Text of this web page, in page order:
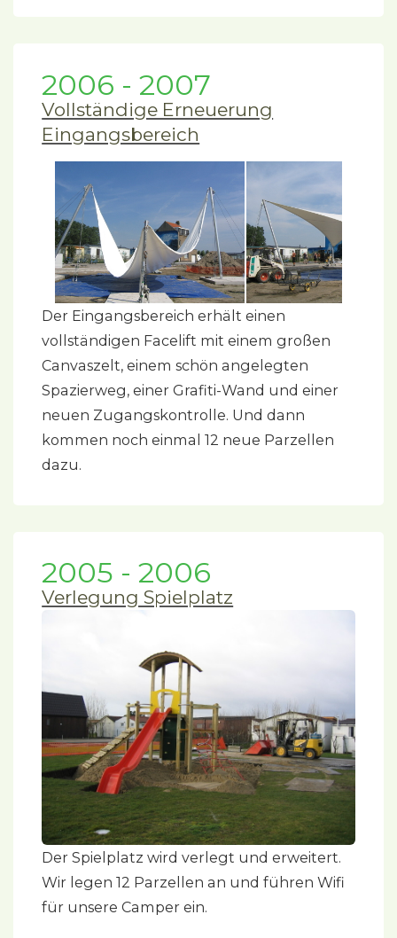
2006 - 2007
Vollständige Erneuerung
Eingangsbereich
Der Eingangsbereich erhält einen
vollständigen Facelift mit einem großen
Canvaszelt, einem schön angelegten
Spazierweg, einer Grafiti-Wand und einer
neuen Zugangskontrolle. Und dann
kommen noch einmal 12 neue Parzellen
dazu.
2005 - 2006
Verlegung Spielplatz
Der Spielplatz wird verlegt und erweitert.
Wir legen 12 Parzellen an und führen Wifi
für unsere Camper ein.